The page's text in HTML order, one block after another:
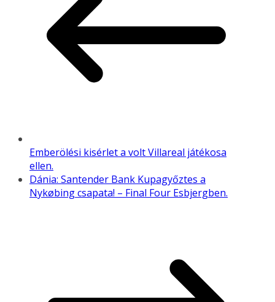
Emberölési kisérlet a volt Villareal játékosa
ellen.
Dánia: Santender Bank Kupagyőztes a
Nykøbing csapata! – Final Four Esbjergben.